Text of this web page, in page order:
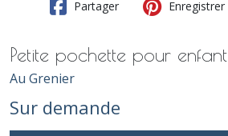
Partager Enregistrer
Petite pochette pour enfant
Au Grenier
Sur demande